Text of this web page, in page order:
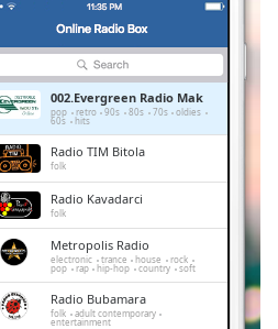
Mak
70s oldies
rock pop
soft
002.Evergreen Radio Mak
pop retro 90s 80s 70s oldies
60s hits
Radio TIM Bitola
folk
Radio Kavadarci
folk
Metropolis Radio
electronic trance house rock
pop rap hip-hop country soft
Radio Bubamara
folk adult contemporary
entertainment